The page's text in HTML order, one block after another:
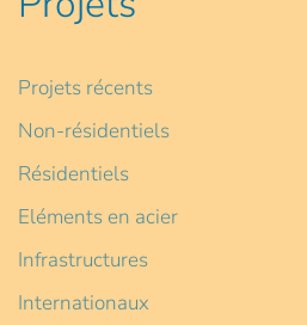
Projets récents
Non-résidentiels
Résidentiels
Eléments en acier
Infrastructures
Internationaux